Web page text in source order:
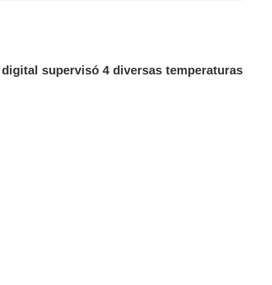
supervisó 4 diversas temperaturas